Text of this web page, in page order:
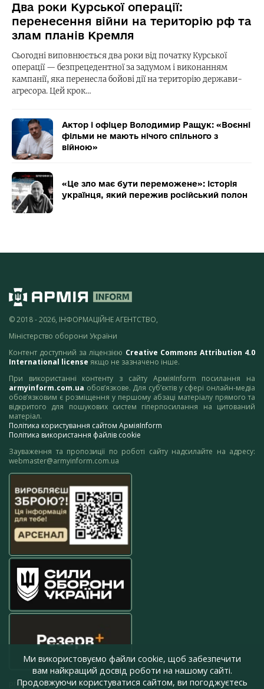
Два роки Курської операції:
перенесення війни на територію рф та
злам планів Кремля
Сьогодні виповнюється два роки від початку Курської
операції — безпрецедентної за задумом і виконанням
кампанії, яка перенесла бойові дії на територію держави-
агресора. Цей крок…
Актор і офіцер Володимир Ращук: «Воєнні
фільми не мають нічого спільного з
війною»
«Це зло має бути переможене»: історія
українця, який пережив російський полон
© 2018 - 2026, ІНФОРМАЦІЙНЕ АГЕНТСТВО,
Міністерство оборони України
Контент доступний за ліцензією Creative Commons Attribution 4.0
International license якщо не зазначено інше.
При використанні контенту з сайту АрміяInform посилання на
armyinform.com.ua обов’язкове. Для суб’єктів у сфері онлайн-медіа
обов’язковим є розміщення у першому абзаці матеріалу прямого та
відкритого для пошукових систем гіперпосилання на цитований
матеріал.
Політика користування сайтом АрміяInform
Політика використання файлів cookie
Зауваження та пропозиції по роботі сайту надсилайте на адресу:
webmaster@armyinform.com.ua
press@armyinform.com.ua
Ми використовуємо файли cookie, щоб забезпечити
вам найкращий досвід роботи на нашому сайті.
Продовжуючи користуватися сайтом, ви погоджуєтесь